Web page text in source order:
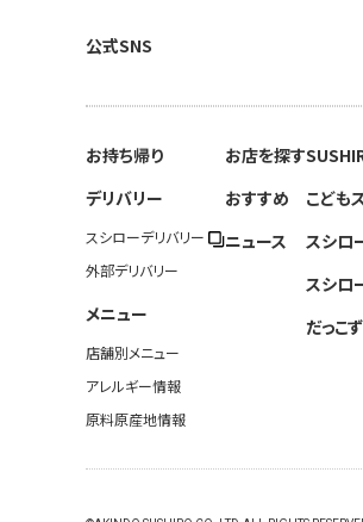
公式SNS
お持ち帰り
デリバリー
スシローデリバリー
外部デリバリー
メニュー
店舗別メニュー
アレルギー情報
原料原産地情報
お店を探す
おすすめ
ニュース
こども
スシロ
スシロ
だっこ